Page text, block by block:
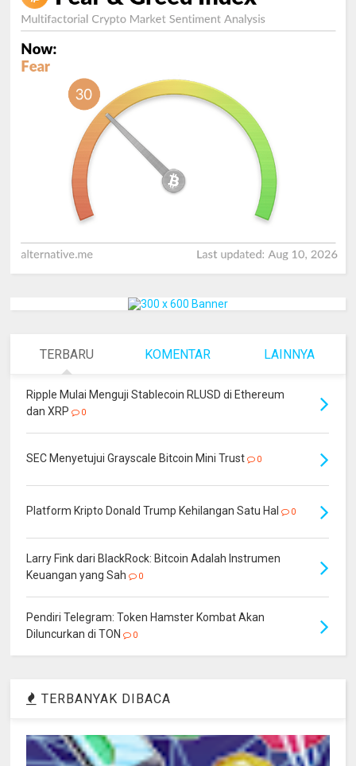
TERBARU KOMENTAR LAINNYA
Ripple Mulai Menguji Stablecoin RLUSD di Ethereum
dan XRP
0
SEC Menyetujui Grayscale Bitcoin Mini Trust 0
Platform Kripto Donald Trump Kehilangan Satu Hal 0
Larry Fink dari BlackRock: Bitcoin Adalah Instrumen
Keuangan yang Sah
0
Pendiri Telegram: Token Hamster Kombat Akan
Diluncurkan di TON
0
TERBANYAK DIBACA